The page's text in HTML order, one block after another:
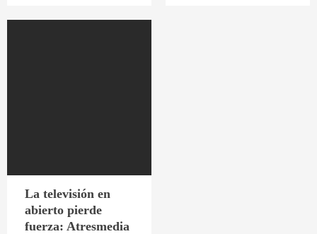
La televisión en
abierto pierde
fuerza: Atresmedia